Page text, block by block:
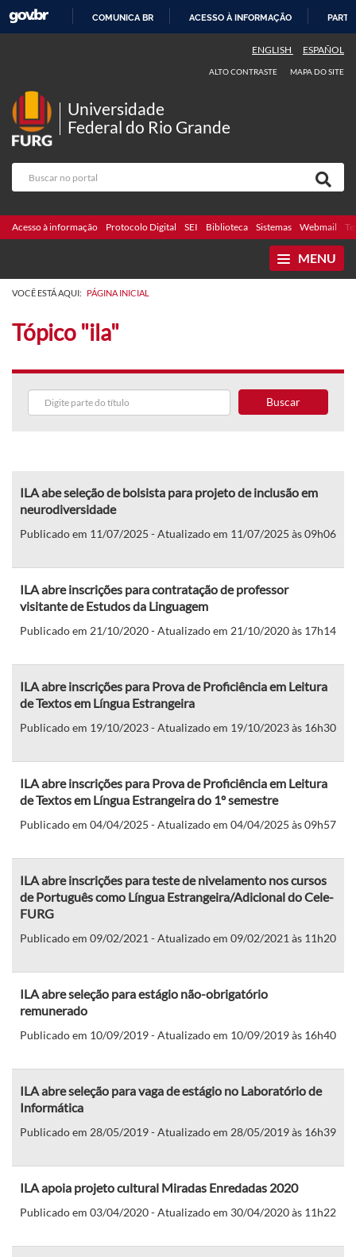
COMUNICA BR ACESSO À INFORMAÇÃO
ENGLISH ESPAÑOL
ALTO CONTRASTE MAPA DO SITE
Universidade
Federal do Rio Grande
Acesso à informação Protocolo Digital SEI Biblioteca Sistemas Webmail
MENU
VOCÊ ESTÁ AQUI: PÁGINA INICIAL
Tópico "ila"
Buscar
ILA abe seleção de bolsista para projeto de inclusão em
neurodiversidade
Publicado em 11/07/2025 - Atualizado em 11/07/2025 às 09h06
ILA abre inscrições para contratação de professor
visitante de Estudos da Linguagem
Publicado em 21/10/2020 - Atualizado em 21/10/2020 às 17h14
ILA abre inscrições para Prova de Proficiência em Leitura
de Textos em Língua Estrangeira
Publicado em 19/10/2023 - Atualizado em 19/10/2023 às 16h30
ILA abre inscrições para Prova de Proficiência em Leitura
de Textos em Língua Estrangeira do 1º semestre
Publicado em 04/04/2025 - Atualizado em 04/04/2025 às 09h57
ILA abre inscrições para teste de nivelamento nos cursos
de Português como Língua Estrangeira/Adicional do Cele-
FURG
Publicado em 09/02/2021 - Atualizado em 09/02/2021 às 11h20
ILA abre seleção para estágio não-obrigatório
remunerado
Publicado em 10/09/2019 - Atualizado em 10/09/2019 às 16h40
ILA abre seleção para vaga de estágio no Laboratório de
Informática
Publicado em 28/05/2019 - Atualizado em 28/05/2019 às 16h39
ILA apoia projeto cultural Miradas Enredadas 2020
Publicado em 03/04/2020 - Atualizado em 30/04/2020 às 11h22